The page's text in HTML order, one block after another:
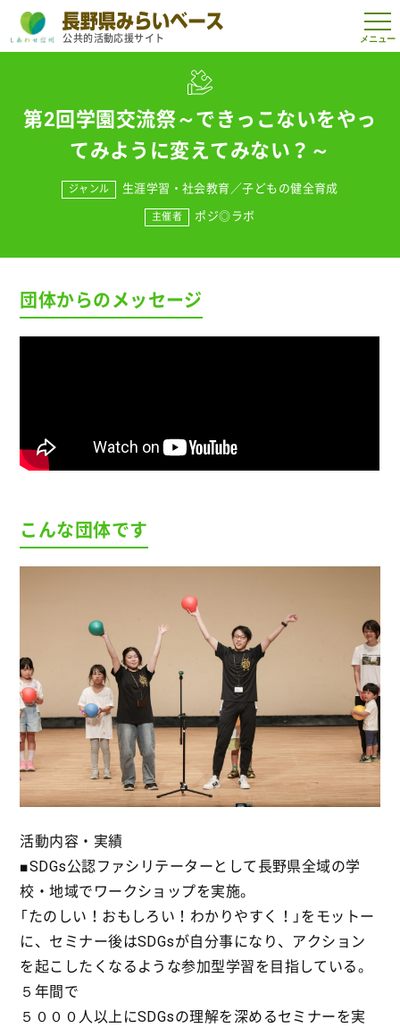
t
o
公共的活動応援サイト
第2回学園交流祭～できっこないをやっ
てみように変えてみない？～
ジャンル 生涯学習・社会教育 ／子どもの健全育成
主催者 ポジ◎ラボ
団体からのメッセージ
こんな団体です
活動内容・実績
■SDGs公認ファシリテーターとして長野県全域の学
校・地域でワークショップを実施。
「たのしい！おもしろい！わかりやすく！」をモットー
に、セミナー後はSDGsが自分事になり、アクション
を起こしたくなるような参加型学習を目指している。
５年間で
５０００人以上にSDGsの理解を深めるセミナーを実